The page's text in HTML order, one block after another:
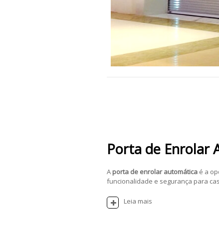
Porta de Enrolar
A porta de enrolar automática é a
funcionalidade e segurança para
Leia mais